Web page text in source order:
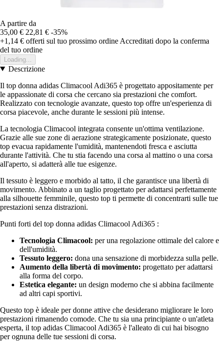
A partire da
35,00 € 22,81 € -35%
+1,14 € offerti sul tuo prossimo ordine Accreditati dopo la conferma
del tuo ordine
Loading...
Descrizione
Il top donna adidas Climacool Adi365 è progettato appositamente per
le appassionate di corsa che cercano sia prestazioni che comfort.
Realizzato con tecnologie avanzate, questo top offre un'esperienza di
corsa piacevole, anche durante le sessioni più intense.
La tecnologia Climacool integrata consente un'ottima ventilazione.
Grazie alle sue zone di aerazione strategicamente posizionate, questo
top evacua rapidamente l'umidità, mantenendoti fresca e asciutta
durante l'attività. Che tu stia facendo una corsa al mattino o una corsa
all'aperto, si adatterà alle tue esigenze.
Il tessuto è leggero e morbido al tatto, il che garantisce una libertà di
movimento. Abbinato a un taglio progettato per adattarsi perfettamente
alla silhouette femminile, questo top ti permette di concentrarti sulle tue
prestazioni senza distrazioni.
Punti forti del top donna adidas Climacool Adi365 :
Tecnologia Climacool: per una regolazione ottimale del calore e
dell'umidità.
Tessuto leggero: dona una sensazione di morbidezza sulla pelle.
Aumento della libertà di movimento: progettato per adattarsi
alla forma del corpo.
Estetica elegante: un design moderno che si abbina facilmente
ad altri capi sportivi.
Questo top è ideale per donne attive che desiderano migliorare le loro
prestazioni rimanendo comode. Che tu sia una principiante o un'atleta
esperta, il top adidas Climacool Adi365 è l'alleato di cui hai bisogno
per ognuna delle tue sessioni di corsa.